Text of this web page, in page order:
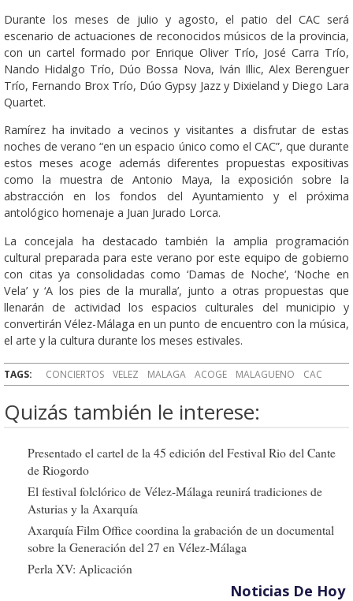
Durante los meses de julio y agosto, el patio del CAC será
escenario de actuaciones de reconocidos músicos de la provincia,
con un cartel formado por Enrique Oliver Trío, José Carra Trío,
Nando Hidalgo Trío, Dúo Bossa Nova, Iván Illic, Alex Berenguer
Trío, Fernando Brox Trío, Dúo Gypsy Jazz y Dixieland y Diego Lara
Quartet.
Ramírez ha invitado a vecinos y visitantes a disfrutar de estas
noches de verano “en un espacio único como el CAC”, que durante
estos meses acoge además diferentes propuestas expositivas
como la muestra de Antonio Maya, la exposición sobre la
abstracción en los fondos del Ayuntamiento y el próxima
antológico homenaje a Juan Jurado Lorca.
La concejala ha destacado también la amplia programación
cultural preparada para este verano por este equipo de gobierno
con citas ya consolidadas como ‘Damas de Noche’, ‘Noche en
Vela’ y ‘A los pies de la muralla’, junto a otras propuestas que
llenarán de actividad los espacios culturales del municipio y
convertirán Vélez-Málaga en un punto de encuentro con la música,
el arte y la cultura durante los meses estivales.
TAGS: CONCIERTOS VELEZ MALAGA ACOGE MALAGUENO CAC
Quizás también le interese:
Presentado el cartel de la 45 edición del Festival Rio del Cante
de Riogordo
El festival folclórico de Vélez-Málaga reunirá tradiciones de
Asturias y la Axarquía
Axarquía Film Office coordina la grabación de un documental
sobre la Generación del 27 en Vélez-Málaga
Perla XV: Aplicación
Noticias De Hoy